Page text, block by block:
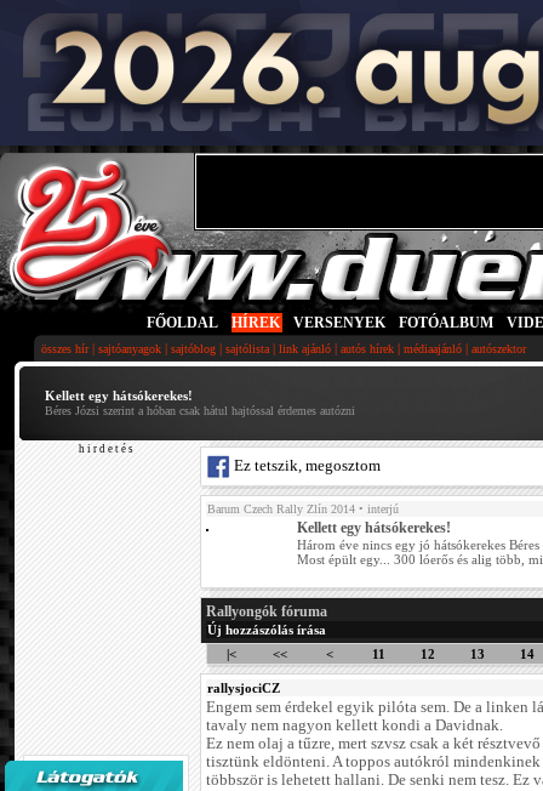
FŐOLDAL HÍREK VERSENYEK FOTÓALBUM
összes hír| sajtóanyagok | sajtóblog | sajtólista | link ajánló | autós hírek | médiaajánló | autószektor
Kellett egy hátsókerekes!
Béres Józsi szerint a hóban csak hátul hajtóssal érdemes autózni
h i r d e t é s
Ez tetszik, megosztom
Barum Czech Rally Zlín 2014 • interjú
Kellett egy hátsókerekes!
Három éve nincs egy jó hátsókerekes Béres
Most épült egy... 300 lóerős és alig több,
Rallyongók fóruma
Új hozzászólás írása
|<
<< < 11 12 13 14
rallysjociCZ
Engem sem érdekel egyik pilóta sem. De a linken
tavaly nem nagyon kellett kondi a Davidnak.
Ez nem olaj a tűzre, mert szvsz csak a két
tisztünk eldönteni. A toppos autókról mindenkinek
többször is lehetett hallani. De senki nem tesz. Ez